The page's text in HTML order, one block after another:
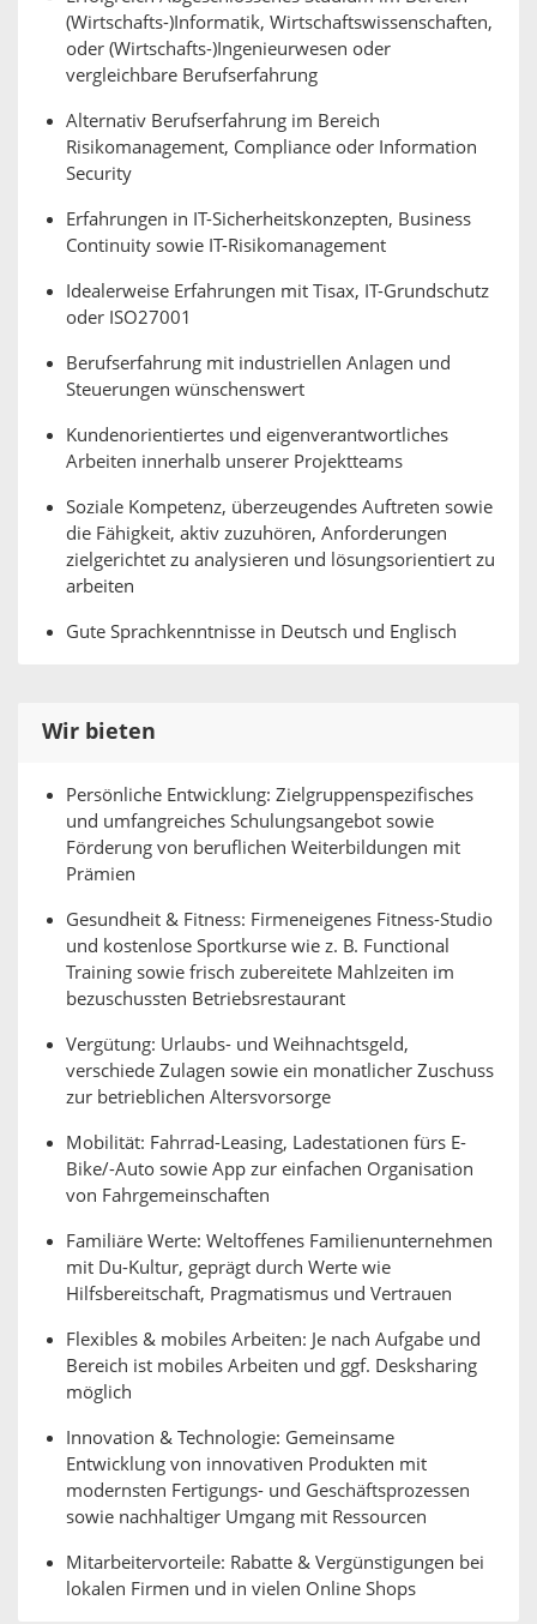
(Wirtschafts-)Informatik, Wirtschaftswissenschaften,
oder (Wirtschafts-)Ingenieurwesen oder
vergleichbare Berufserfahrung
Alternativ Berufserfahrung im Bereich
Risikomanagement, Compliance oder Information
Security
Erfahrungen in IT-Sicherheitskonzepten, Business
Continuity sowie IT-Risikomanagement
Idealerweise Erfahrungen mit Tisax, IT-Grundschutz
oder ISO27001
Berufserfahrung mit industriellen Anlagen und
Steuerungen wünschenswert
Kundenorientiertes und eigenverantwortliches
Arbeiten innerhalb unserer Projektteams
Soziale Kompetenz, überzeugendes Auftreten sowie
die Fähigkeit, aktiv zuzuhören, Anforderungen
zielgerichtet zu analysieren und lösungsorientiert zu
arbeiten
Gute Sprachkenntnisse in Deutsch und Englisch
Wir bieten
Persönliche Entwicklung: Zielgruppenspezifisches
und umfangreiches Schulungsangebot sowie
Förderung von beruflichen Weiterbildungen mit
Prämien
Gesundheit & Fitness: Firmeneigenes Fitness-Studio
und kostenlose Sportkurse wie z. B. Functional
Training sowie frisch zubereitete Mahlzeiten im
bezuschussten Betriebsrestaurant
Vergütung: Urlaubs- und Weihnachtsgeld,
verschiede Zulagen sowie ein monatlicher Zuschuss
zur betrieblichen Altersvorsorge
Mobilität: Fahrrad-Leasing, Ladestationen fürs E-
Bike/-Auto sowie App zur einfachen Organisation
von Fahrgemeinschaften
Familiäre Werte: Weltoffenes Familienunternehmen
mit Du-Kultur, geprägt durch Werte wie
Hilfsbereitschaft, Pragmatismus und Vertrauen
Flexibles & mobiles Arbeiten: Je nach Aufgabe und
Bereich ist mobiles Arbeiten und ggf. Desksharing
möglich
Innovation & Technologie: Gemeinsame
Entwicklung von innovativen Produkten mit
modernsten Fertigungs- und Geschäftsprozessen
sowie nachhaltiger Umgang mit Ressourcen
Mitarbeitervorteile: Rabatte & Vergünstigungen bei
lokalen Firmen und in vielen Online Shops